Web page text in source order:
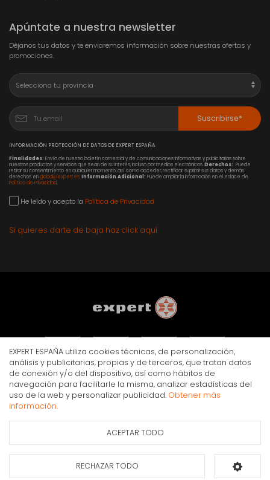
Apúntate a nuestra newsletter
Déjanos tus datos y te enviaremos información sobre nuestras ofertas y
promociones.
Suscribirse*
INFORMACIÓN PROTECCIÓN DE DATOS DE EXPERT ESPAÑA
Finalidades: Envío de nuestro boletín comercial y de comunicaciones informativas y publicitarias sobre
nuestros productos y servicios que sean de su interés, incluso por medios electrónicos.Derechos: Puede
retirar su consentimiento en cualquier momento, así como acceder, rectificar, suprimir sus datos y demás
derechos englobal@expert.es.Información Adicional: Puede ampliar la información en el enlace de
Política de Privacidad.
He leído y acepto la Política de Privacidad
Si quieres darte de baja haz click aquí
AVISO LEGAL POLÍTICA DE PRIVACIDAD COOKIES
© Copyright Expert 2026. Todos los derechos reservados.
EXPERT ESPAÑA utiliza cookies técnicas, de personalización,
análisis y publicitarias, propias y de terceros, que tratan datos
de conexión y/o del dispositivo, así como hábitos de
navegación para facilitarle la misma, analizar estadísticas del
uso de la web y personalizar publicidad. Obtener más
información.
ACEPTAR TODO
RECHAZAR TODO